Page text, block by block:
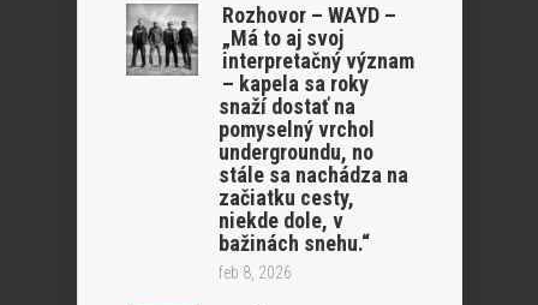
Rozhovor – WAYD –
„Má to aj svoj
interpretačný význam
– kapela sa roky
snaží dostať na
pomyselný vrchol
undergroundu, no
stále sa nachádza na
začiatku cesty,
niekde dole, v
bažinách snehu.“
feb 8, 2026